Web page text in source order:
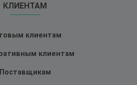
КЛИЕНТАМ
клиентам
клиентам
Поставщикам